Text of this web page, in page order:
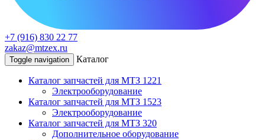
+7 (916) 830 22 77
zakaz@mtzex.ru
Toggle navigation Каталог
Каталог запчастей для МТЗ 1221
Электрооборудование
Каталог запчастей для МТЗ 1523
Электрооборудование
Каталог запчастей для МТЗ 320
Дополнительное оборудование